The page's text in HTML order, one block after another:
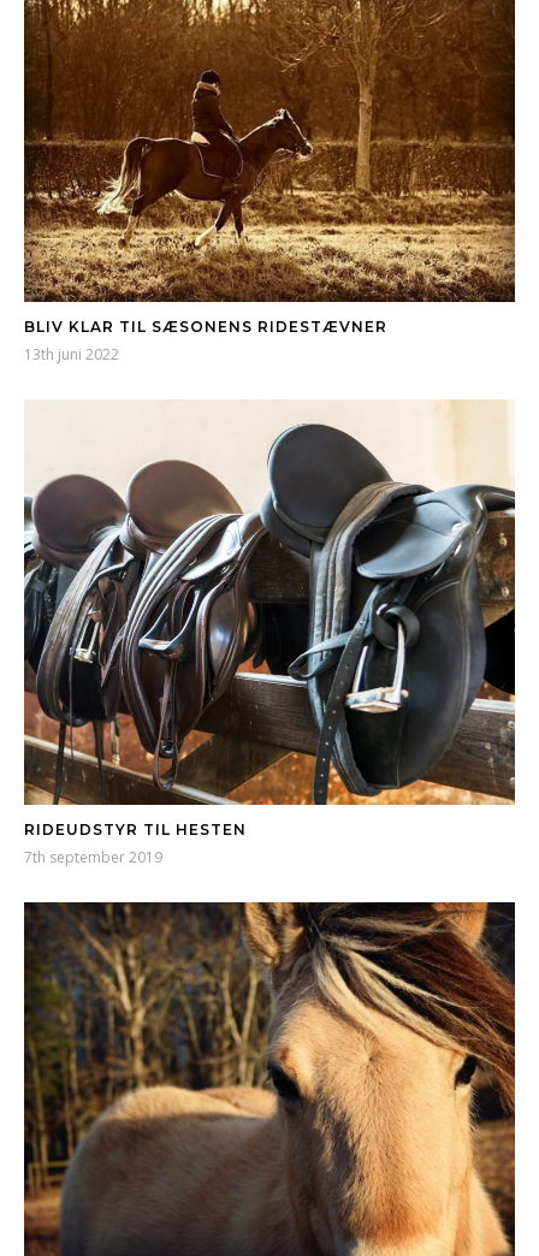
BLIV KLAR TIL SÆSONENS RIDESTÆVNER
13th juni 2022
RIDEUDSTYR TIL HESTEN
7th september 2019